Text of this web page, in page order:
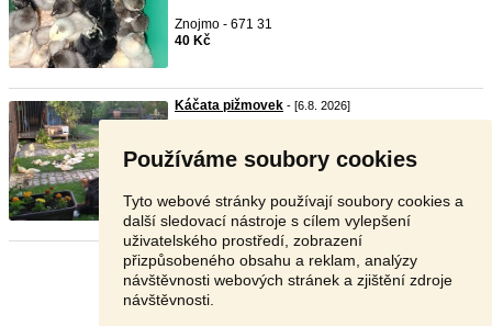
Používáme soubory cookies
Tyto webové stránky používají soubory cookies a
další sledovací nástroje s cílem vylepšení
uživatelského prostředí, zobrazení
přizpůsobeného obsahu a reklam, analýzy
návštěvnosti webových stránek a zjištění zdroje
návštěvnosti.
Znojmo - 671 31
40 Kč
Káčata pižmovek - [6.8. 2026]
50 Kč
Stránka:Předchozí 4 5 6 7 Další